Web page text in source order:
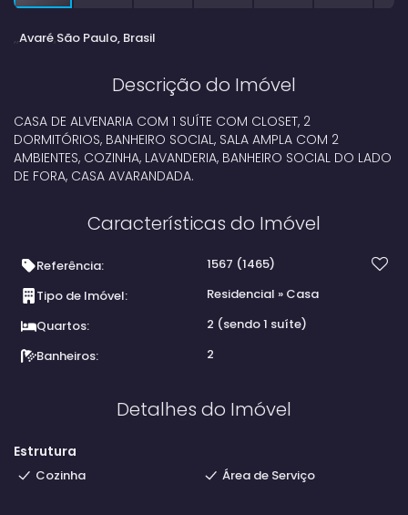
Avaré São Paulo, Brasil
Descrição do Imóvel
CASA DE ALVENARIA COM 1 SUÍTE COM CLOSET, 2
DORMITÓRIOS, BANHEIRO SOCIAL, SALA AMPLA COM 2
AMBIENTES, COZINHA, LAVANDERIA, BANHEIRO SOCIAL DO LADO
DE FORA, CASA AVARANDADA.
Características do Imóvel
Referência: 1567 (1465)
Tipo de Imóvel:
Residencial » Casa
Quartos:
2 (sendo 1 suíte)
Banheiros:
2
Detalhes do Imóvel
Estrutura
Cozinha Área de Serviço